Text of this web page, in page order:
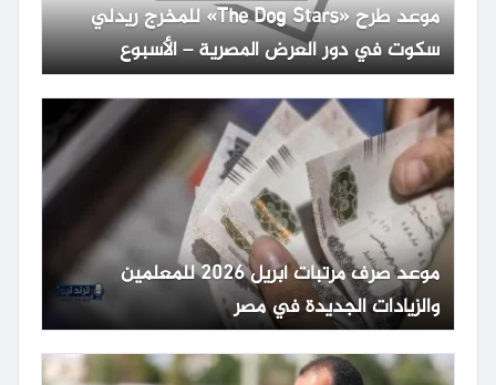
موعد طرح «The Dog Stars» للمخرج ريدلي
سكوت في دور العرض المصرية – الأسبوع
موعد صرف مرتبات أبريل 2026 للمعلمين
والزيادات الجديدة في مصر